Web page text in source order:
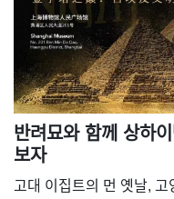
반려묘와 함께 상하
보자
고대 이집트의 먼 옛날,